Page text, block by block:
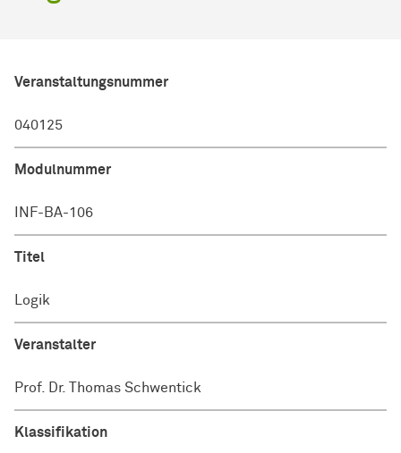
Veranstaltungsnummer
040125
Modulnummer
INF-BA-106
Titel
Logik
Veranstalter
Prof. Dr. Thomas Schwentick
Klassifikation